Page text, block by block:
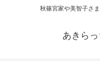
秋篠宮家や美智子さ
あきら